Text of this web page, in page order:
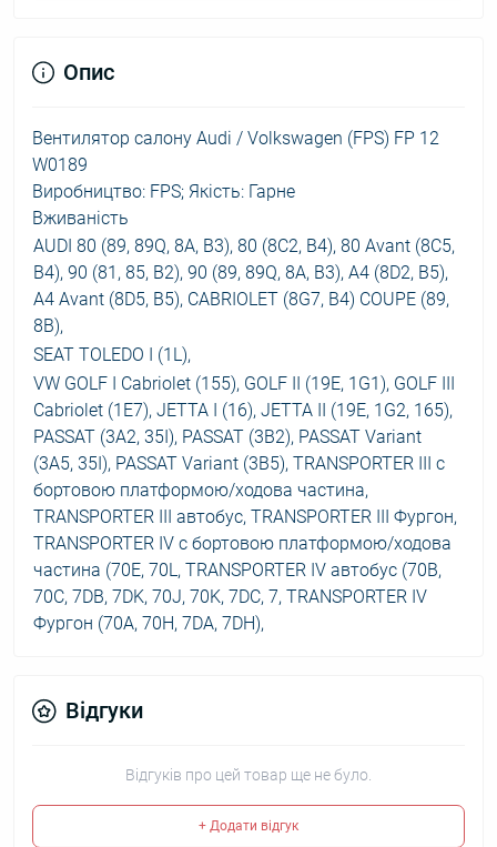
Опис
Вентилятор салону Audi / Volkswagen (FPS) FP 12
W0189
Виробництво: FPS; Якість: Гарне
Вживаність
AUDI 80 (89, 89Q, 8A, B3), 80 (8C2, B4), 80 Avant (8C5,
B4), 90 (81, 85, B2), 90 (89, 89Q, 8A, B3), A4 (8D2, B5),
A4 Avant (8D5, B5), CABRIOLET (8G7, B4) COUPE (89,
8B),
SEAT TOLEDO I (1L),
VW GOLF I Cabriolet (155), GOLF II (19E, 1G1), GOLF III
Cabriolet (1E7), JETTA I (16), JETTA II (19E, 1G2, 165),
PASSAT (3A2, 35I), PASSAT (3B2), PASSAT Variant
(3A5, 35I), PASSAT Variant (3B5), TRANSPORTER III c
бортовою платформою/ходова частина,
TRANSPORTER III автобус, TRANSPORTER III Фургон,
TRANSPORTER IV c бортовою платформою/ходова
частина (70E, 70L, TRANSPORTER IV автобус (70B,
70C, 7DB, 7DK, 70J, 70K, 7DC, 7, TRANSPORTER IV
Фургон (70A, 70H, 7DA, 7DH),
Відгуки
Відгуків про цей товар ще не було.
+ Додати відгук